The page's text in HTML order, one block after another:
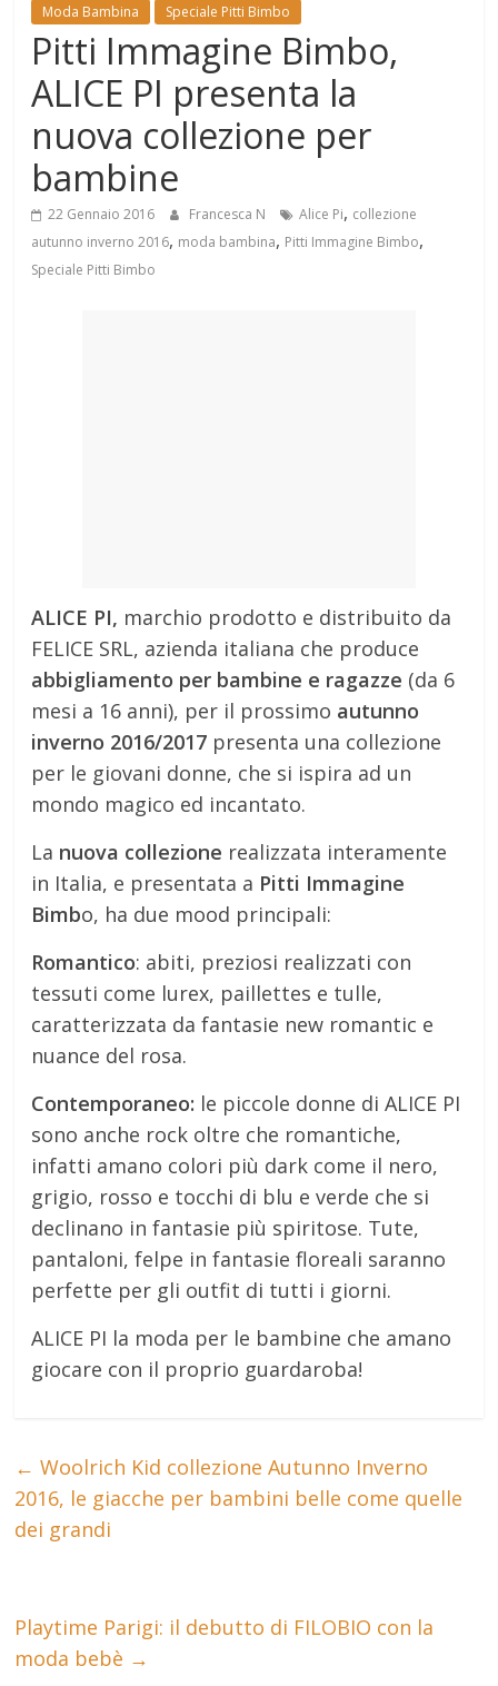
Mondo
Moda Bambina Speciale Pitti Bimbo
Pitti Immagine Bimbo,
ALICE PI presenta la
nuova collezione per
bambine
22 Gennaio 2016 Francesca N Alice Pi, collezione
autunno inverno 2016, moda bambina, Pitti Immagine Bimbo,
Speciale Pitti Bimbo
ALICE PI, marchio prodotto e distribuito da
FELICE SRL, azienda italiana che produce
abbigliamento per bambine e ragazze (da 6
mesi a 16 anni), per il prossimo autunno
inverno 2016/2017 presenta una collezione
per le giovani donne, che si ispira ad un
mondo magico ed incantato.
La nuova collezione realizzata interamente
in Italia, e presentata a Pitti Immagine
Bimbo, ha due mood principali:
Romantico: abiti, preziosi realizzati con
tessuti come lurex, paillettes e tulle,
caratterizzata da fantasie new romantic e
nuance del rosa.
Contemporaneo: le piccole donne di ALICE PI
sono anche rock oltre che romantiche,
infatti amano colori più dark come il nero,
grigio, rosso e tocchi di blu e verde che si
declinano in fantasie più spiritose. Tute,
pantaloni, felpe in fantasie floreali saranno
perfette per gli outfit di tutti i giorni.
ALICE PI la moda per le bambine che amano
giocare con il proprio guardaroba!
← Woolrich Kid collezione Autunno Inverno
2016, le giacche per bambini belle come quelle
dei grandi
Playtime Parigi: il debutto di FILOBIO con la
moda bebè →